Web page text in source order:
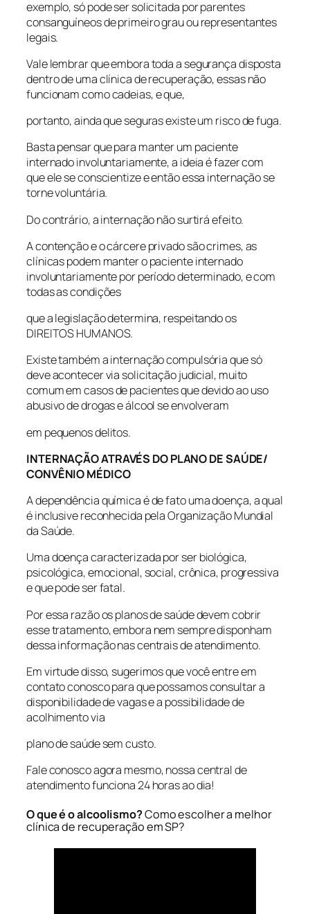
exemplo, só pode ser solicitada por parentes
consanguíneos de primeiro grau ou representantes
legais.
Vale lembrar que embora toda a segurança disposta
dentro de uma clínica de recuperação, essas não
funcionam como cadeias, e que,
portanto, ainda que seguras existe um risco de fuga.
Basta pensar que para manter um paciente
internado involuntariamente, a ideia é fazer com
que ele se conscientize e então essa internação se
torne voluntária.
Do contrário, a internação não surtirá efeito.
A contenção e o cárcere privado são crimes, as
clínicas podem manter o paciente internado
involuntariamente por período determinado, e com
todas as condições
que a legislação determina, respeitando os
DIREITOS HUMANOS.
Existe também a internação compulsória que só
deve acontecer via solicitação judicial, muito
comum em casos de pacientes que devido ao uso
abusivo de drogas e álcool se envolveram
em pequenos delitos.
INTERNAÇÃO ATRAVÉS DO PLANO DE SAÚDE/
CONVÊNIO MÉDICO
A dependência química é de fato uma doença, a qual
é inclusive reconhecida pela Organização Mundial
da Saúde.
Uma doença caracterizada por ser biológica,
psicológica, emocional, social, crônica, progressiva
e que pode ser fatal.
Por essa razão os planos de saúde devem cobrir
esse tratamento, embora nem sempre disponham
dessa informação nas centrais de atendimento.
Em virtude disso, sugerimos que você entre em
contato conosco para que possamos consultar a
disponibilidade de vagas e a possibilidade de
acolhimento via
plano de saúde sem custo.
Fale conosco agora mesmo, nossa central de
atendimento funciona 24 horas ao dia!
O que é o alcoolismo?Como escolher a melhor
clínica de recuperação em SP?